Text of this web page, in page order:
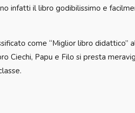
infatti il libro godibilissimo e
come “Miglior libro didattico”
Ciechi, Papu e Filo si presta